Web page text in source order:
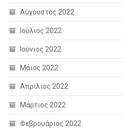
Αύγουστος 2022
Ιούλιος 2022
Ιούνιος 2022
Μάιος 2022
Απρίλιος 2022
Μάρτιος 2022
Φεβρουάριος 2022